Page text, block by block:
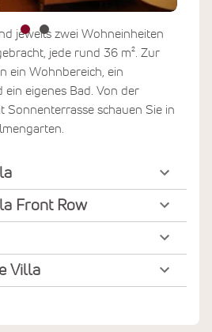
jeweils zwei Wohneinheiten
jede rund 36 m². Zur
ein Wohnbereich, ein
eigenes Bad. Von der
Sonnenterrasse schauen Sie in
Front Row
Villa